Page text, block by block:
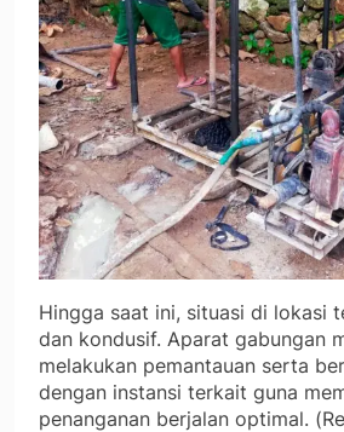
Hingga saat ini, situasi di lokasi
dan kondusif. Aparat gabungan
melakukan pemantauan serta
dengan instansi terkait guna
penanganan berjalan optimal.